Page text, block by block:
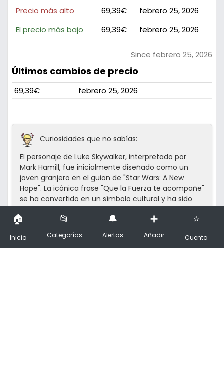
Precio más alto
69,39€
febrero 25, 2026
El precio más bajo
69,39€ febrero 25, 2026
Since febrero 25, 2026
Últimos cambios de precio
69,39€ febrero 25, 2026
Curiosidades que no sabías:
El personaje de Luke Skywalker, interpretado por
Mark Hamill, fue inicialmente diseñado como un
joven granjero en el guion de "Star Wars: A New
Hope". La icónica frase "Que la Fuerza te acompañe"
se ha convertido en un símbolo cultural y ha sido
utilizada en numerosas ocasiones fuera del universo
de Star Wars.
Inicio Categorías Alertas Añadir Cuenta